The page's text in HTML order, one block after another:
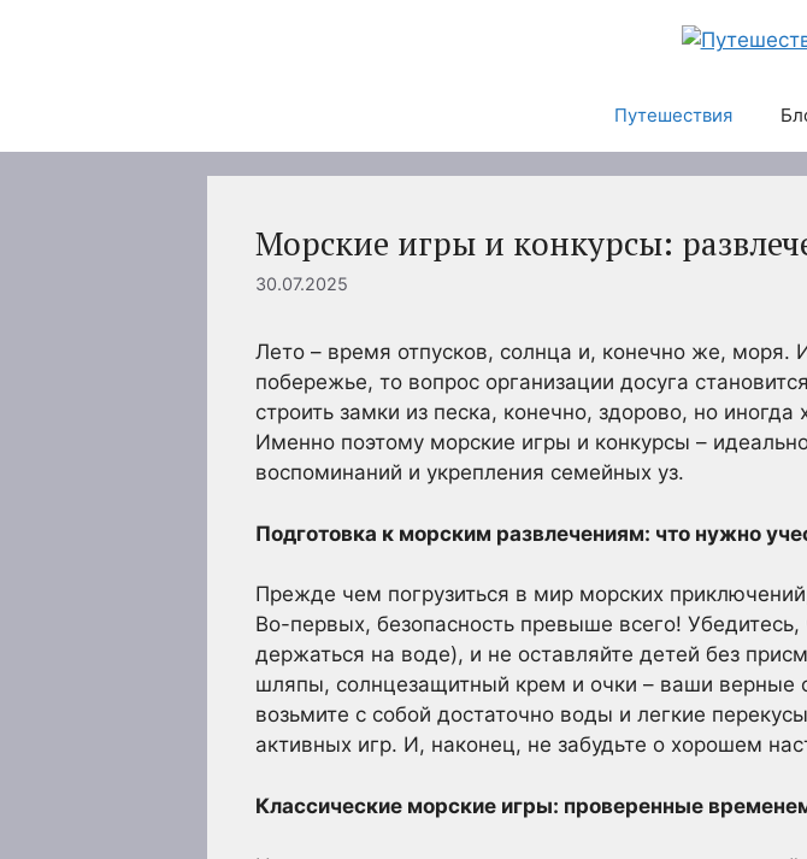
Путешествия
Морские игры и конкурсы:
30.07.2025
Лето – время отпусков, солнца и, конечно же, моря.
побережье, то вопрос организации досуга
строить замки из песка, конечно, здорово, но
Именно поэтому морские игры и конкурсы –
воспоминаний и укрепления семейных уз.
Подготовка к морским развлечениям: что нужно
Прежде чем погрузиться в мир морских
Во-первых, безопасность превыше всего!
держаться на воде), и не оставляйте детей без
шляпы, солнцезащитный крем и очки – ваши верные
возьмите с собой достаточно воды и легкие
активных игр. И, наконец, не забудьте о хорошем
Классические морские игры: проверенные